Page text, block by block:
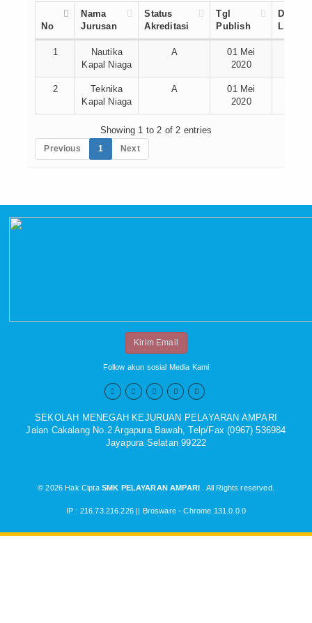
No
Nama
Jurusan
Status
Akreditasi
Tgl
Publish
Di
Lihat
1
Nautika
Kapal Niaga
A
01 Mei
2020
2
Teknika
Kapal Niaga
A
01 Mei
2020
Showing 1 to 2 of 2 entries
Previous 1 Next
Kirim Email
Follow akun sosial Media Kami
    
SEKOLAH MENEGAH KEJURUAN PELAYARAN AMPARI
Jalan Cakalang No.2 Argapura Bawah, Telp/Fax (0967) 536984
Jayapura Selatan 99222
© 2026 Hak Cipta SMK PELAYARAN AMPARI . All Rights reserved.
IP : 216.73.216.226 || Brosware - Chrome 131.0.0.0